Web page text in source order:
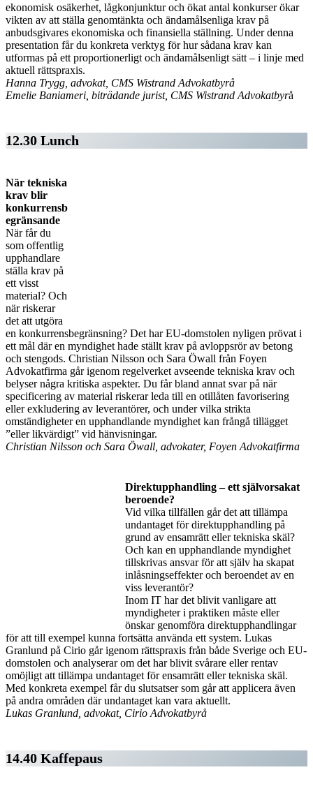
ekonomisk osäkerhet, lågkonjunktur och ökat antal konkurser ökar
vikten av att ställa genomtänkta och ändamålsenliga krav på
anbudsgivares ekonomiska och finansiella ställning. Under denna
presentation får du konkreta verktyg för hur sådana krav kan
utformas på ett proportionerligt och ändamålsenligt sätt – i linje med
aktuell rättspraxis.
Hanna Trygg, advokat, CMS Wistrand Advokatbyrå
Emelie Baniameri, biträdande jurist, CMS Wistrand Advokatbyrå
12.30 Lunch
När tekniska
krav blir
konkurrensb
egränsande
När får du
som offentlig
upphandlare
ställa krav på
ett visst
material? Och
när riskerar
det att utgöra
en konkurrensbegränsning? Det har EU-domstolen nyligen prövat i
ett mål där en myndighet hade ställt krav på avloppsrör av betong
och stengods. Christian Nilsson och Sara Öwall från Foyen
Advokatfirma går igenom regelverket avseende tekniska krav och
belyser några kritiska aspekter. Du får bland annat svar på när
specificering av material riskerar leda till en otillåten favorisering
eller exkludering av leverantörer, och under vilka strikta
omständigheter en upphandlande myndighet kan frångå tillägget
”eller likvärdigt” vid hänvisningar.
Christian Nilsson och Sara Öwall, advokater, Foyen Advokatfirma
Direktupphandling – ett självorsakat
beroende?
Vid vilka tillfällen går det att tillämpa
undantaget för direktupphandling på
grund av ensamrätt eller tekniska skäl?
Och kan en upphandlande myndighet
tillskrivas ansvar för att själv ha skapat
inlåsningseffekter och beroendet av en
viss leverantör?
Inom IT har det blivit vanligare att
myndigheter i praktiken måste eller
önskar genomföra direktupphandlingar
för att till exempel kunna fortsätta använda ett system. Lukas
Granlund på Cirio går igenom rättspraxis från både Sverige och EU-
domstolen och analyserar om det har blivit svårare eller rentav
omöjligt att tillämpa undantaget för ensamrätt eller tekniska skäl.
Med konkreta exempel får du slutsatser som går att applicera även
på andra områden där undantaget kan vara aktuellt.
Lukas Granlund, advokat, Cirio Advokatbyrå
14.40 Kaffepaus